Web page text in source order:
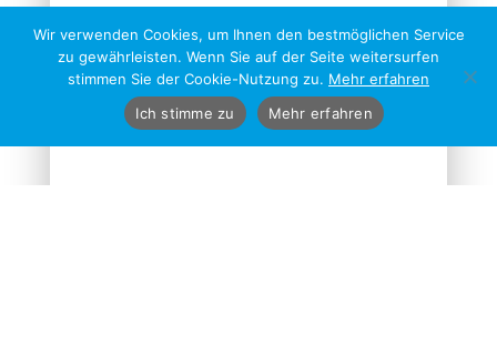
Wir verwenden Cookies, um Ihnen den bestmöglichen Service
zu gewährleisten. Wenn Sie auf der Seite weitersurfen
stimmen Sie der Cookie-Nutzung zu. Mehr erfahren
Ich stimme zu
Mehr erfahren